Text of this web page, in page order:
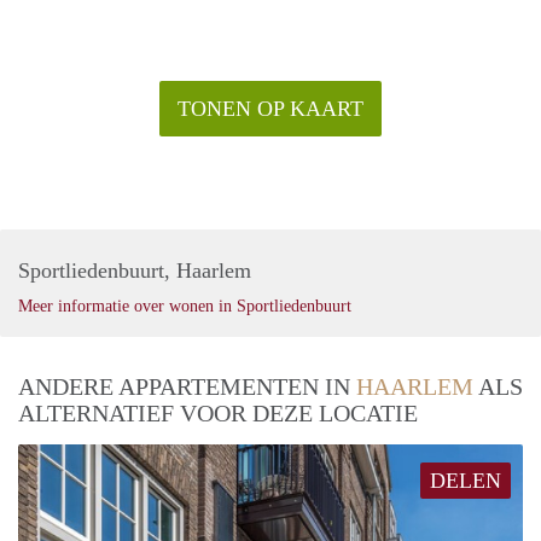
Huurprijs is inclusief servicekosten;
TONEN OP KAART
Sportliedenbuurt, Haarlem
Meer informatie over wonen in Sportliedenbuurt
ANDERE APPARTEMENTEN IN HAARLEM ALS
ALTERNATIEF VOOR DEZE LOCATIE
DELEN